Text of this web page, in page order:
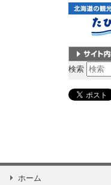
サイ
検索
ホーム